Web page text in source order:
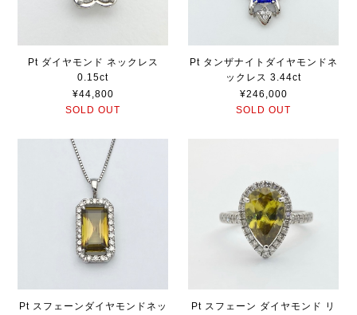
Pt ダイヤモンド ネックレス
0.15ct
¥44,800
SOLD OUT
Pt タンザナイトダイヤモンドネ
ックレス 3.44ct
¥246,000
SOLD OUT
Pt スフェーンダイヤモンドネッ
Pt スフェーン ダイヤモンド リ